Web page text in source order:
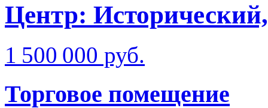
Центр:
1 500 000 руб.
Торговое помещение